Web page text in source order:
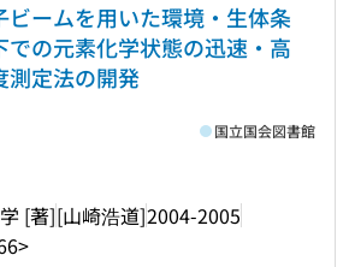
ビームを用いた環境・生体条
での元素化学状態の迅速・高
測定法の開発
[著][山崎浩道]2004-2005
国立国会図書館